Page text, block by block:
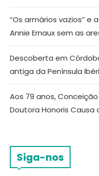
“Os armários vazios” e
Annie Ernaux sem as
Descoberta em
antiga da Península
Aos 79 anos,
Doutora Honoris Causa
Siga-nos